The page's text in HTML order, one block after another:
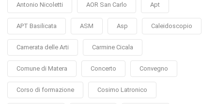
Antonio Nicoletti AOR San Carlo Apt
APT Basilicata ASM Asp Caleidoscopio
Camerata delle Arti Carmine Cicala
Comune di Matera Concerto Convegno
Corso di formazione Cosimo Latronico